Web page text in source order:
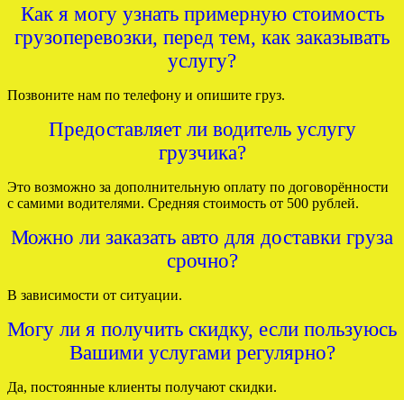
Как я могу узнать примерную стоимость
грузоперевозки, перед тем, как заказывать
услугу?
Позвоните нам по телефону и опишите груз.
Предоставляет ли водитель услугу
грузчика?
Это возможно за дополнительную оплату по договорённости
с самими водителями. Средняя стоимость от 500 рублей.
Можно ли заказать авто для доставки груза
срочно?
В зависимости от ситуации.
Могу ли я получить скидку, если пользуюсь
Вашими услугами регулярно?
Да, постоянные клиенты получают скидки.